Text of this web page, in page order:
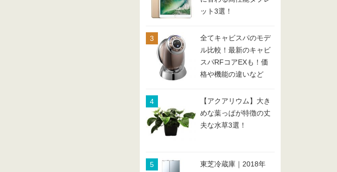
ット3選！
全てキャビスパのモデ
ル比較！最新のキャビ
スパRFコアEXも！価
格や機能の違いなど
【アクアリウム】大き
めな葉っぱが特徴の丈
夫な水草3選！
東芝冷蔵庫｜2018年